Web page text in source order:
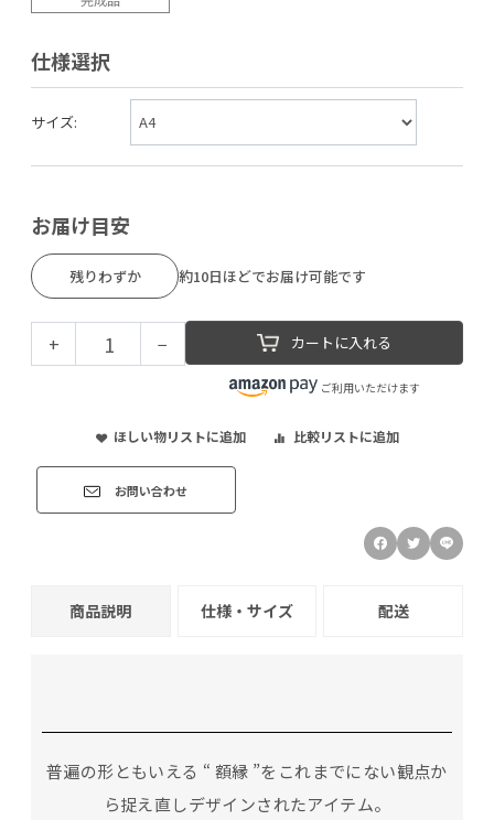
仕様選択
サイズ:
お届け目安
残りわずか 約10日ほどでお届け可能です
+ − カートに入れる
ご利用いただけます
ほしい物リストに追加 比較リストに追加
お問い合わせ
商品説明 仕様・サイズ 配送
普遍の形ともいえる “ 額縁 ”をこれまでにない観点か
ら捉え直しデザインされたアイテム。